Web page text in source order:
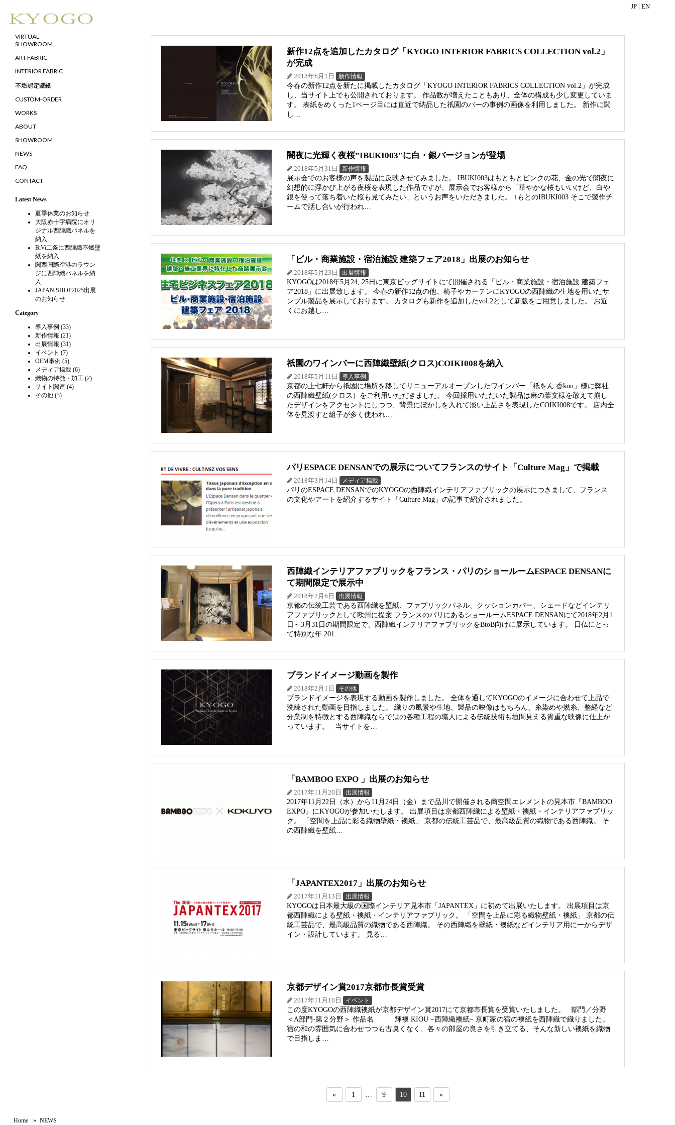
VIRTUAL
SHOWROOM
ART FABRIC
INTERIOR FABRIC
不燃認定壁紙
CUSTOM-ORDER
WORKS
ABOUT
SHOWROOM
NEWS
FAQ
CONTACT
JP | EN
新作12点を追加したカタログ「KYOGO INTERIOR FABRICS COLLECTION vol.2」
が完成
2018年6月1日 新作情報
今春の新作12点を新たに掲載したカタログ「KYOGO INTERIOR FABRICS COLLECTION vol.2」が完成
し、当サイト上でも公開されております。 作品数が増えたこともあり、全体の構成も少し変更していま
す。 表紙をめくった1ページ目には直近で納品した祇園のバーの事例の画像を利用しました。 新作に関
し…
闇夜に光輝く夜桜”IBUKI003″に白・銀バージョンが登場
2018年5月31日 新作情報
展示会でのお客様の声を製品に反映させてみました。 IBUKI003はもともとピンクの花、金の光で闇夜に
幻想的に浮かび上がる夜桜を表現した作品ですが、展示会でお客様から「華やかな桜もいいけど、白や
銀を使って落ち着いた桜も見てみたい」というお声をいただきました。 ↑もとのIBUKI003 そこで製作チ
ームで話し合いが行われ…
「ビル・商業施設・宿泊施設 建築フェア2018」出展のお知らせ
2018年5月23日 出展情報
KYOGOは2018年5月24, 25日に東京ビッグサイトにて開催される「ビル・商業施設・宿泊施設 建築フェ
ア2018」に出展致します。 今春の新作12点の他、椅子やカーテンにKYOGOの西陣織の生地を用いたサ
ンプル製品を展示しております。 カタログも新作を追加したvol.2として新版をご用意しました。 お近
くにお越し…
祇園のワインバーに西陣織壁紙(クロス)COIKI008を納入
2018年5月11日 導入事例
京都の上七軒から祇園に場所を移してリニューアルオープンしたワインバー「祇をん 香kou」様に弊社
の西陣織壁紙(クロス）をご利用いただきました。 今回採用いただいた製品は麻の葉文様を敢えて崩し
たデザインをアクセントにしつつ、背景にぼかしを入れて淡い上品さを表現したCOIKI008です。 店内全
体を見渡すと組子が多く使われ…
パリESPACE DENSANでの展示についてフランスのサイト「Culture Mag」で掲載
2018年3月14日 メディア掲載
パリのESPACE DENSANでのKYOGOの西陣織インテリアファブリックの展示につきまして、フランス
の文化やアートを紹介するサイト「Culture Mag」の記事で紹介されました。
西陣織インテリアファブリックをフランス・パリのショールームESPACE DENSANに
て期間限定で展示中
2018年2月6日 出展情報
京都の伝統工芸である西陣織を壁紙、ファブリックパネル、クッションカバー、シェードなどインテリ
アファブリックとして欧州に提案 フランスのパリにあるショールームESPACE DENSANにて2018年2月1
日～3月31日の期間限定で、西陣織インテリアファブリックをBtoB向けに展示しています。 日仏にとっ
て特別な年 201…
ブランドイメージ動画を製作
2018年2月1日 その他
ブランドイメージを表現する動画を製作しました。 全体を通してKYOGOのイメージに合わせて上品で
洗練された動画を目指しました。 織りの風景や生地、製品の映像はもちろん、糸染めや撚糸、整経など
分業制を特徴とする西陣織ならではの各種工程の職人による伝統技術も垣間見える貴重な映像に仕上が
っています。 当サイトを…
「BAMBOO EXPO 」出展のお知らせ
2017年11月20日 出展情報
2017年11月22日（水）から11月24日（金）まで品川で開催される商空間エレメントの見本市『BAMBOO
EXPO』にKYOGOが参加いたします。 出展項目は京都西陣織による壁紙・襖紙・インテリアファブリッ
ク。 「空間を上品に彩る織物壁紙・襖紙」 京都の伝統工芸品で、最高級品質の織物である西陣織。 そ
の西陣織を壁紙…
「JAPANTEX2017」出展のお知らせ
2017年11月13日 出展情報
KYOGOは日本最大級の国際インテリア見本市「JAPANTEX」に初めて出展いたします。 出展項目は京
都西陣織による壁紙・襖紙・インテリアファブリック。 「空間を上品に彩る織物壁紙・襖紙」 京都の伝
統工芸品で、最高級品質の織物である西陣織。 その西陣織を壁紙・襖紙などインテリア用に一からデザ
イン・設計しています。 見る…
京都デザイン賞2017京都市長賞受賞
2017年11月10日 イベント
この度KYOGOの西陣織襖紙が京都デザイン賞2017にて京都市長賞を受賞いたしました。 部門／分野
＜A部門-第２分野＞ 作品名 輝襖 KIOU −西陣織襖紙− 京町家の宿の襖紙を西陣織で織りました。
宿の和の雰囲気に合わせつつも古臭くなく、各々の部屋の良さを引き立てる、そんな新しい襖紙を織物
で目指しま…
« 1 9 10 11 »
Latest News
夏季休業のお知らせ
大阪赤十字病院にオリ
ジナル西陣織パネルを
納入
BiVi二条に西陣織不燃壁
紙を納入
関西国際空港のラウン
ジに西陣織パネルを納
入
JAPAN SHOP2025出展
のお知らせ
Category
導入事例 (33)
新作情報 (21)
出展情報 (31)
イベント (7)
OEM事例 (5)
メディア掲載 (6)
織物の特徴・加工 (2)
サイト関連 (4)
その他 (3)
Home NEWS